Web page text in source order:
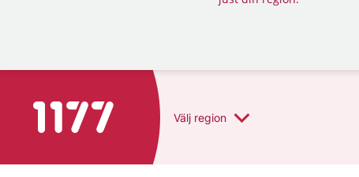
Till startsidan för 1177 Välj region